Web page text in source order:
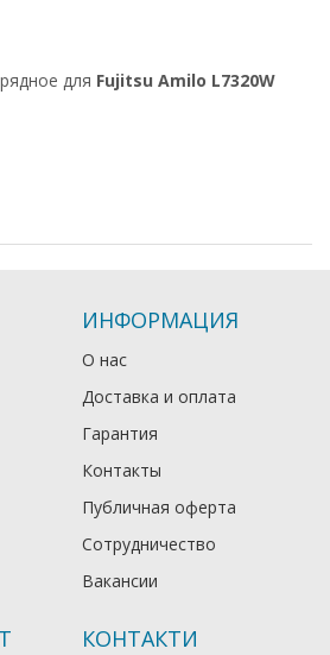
для Fujitsu Amilo L7320W
ИНФОРМАЦИЯ
О нас
Доставка и оплата
Гарантия
Контакты
Публичная оферта
Сотрудничество
Вакансии
КОНТАКТИ